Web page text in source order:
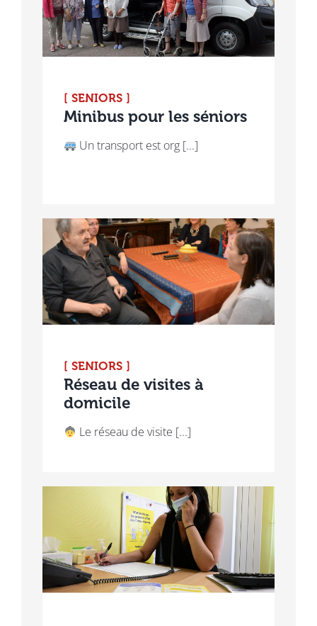
[ SENIORS ]
Minibus pour les séniors
Un transport est org [...]
[ SENIORS ]
Réseau de visites à
domicile
Le réseau de visite [...]